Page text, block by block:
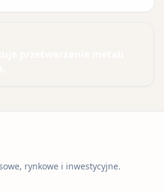
rynkowe i inwestycyjne.